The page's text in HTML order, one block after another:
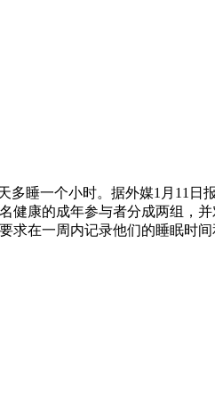
一个小时。据外媒1月11日
的成年参与者分成两组，并
求在一周内记录他们的睡眠